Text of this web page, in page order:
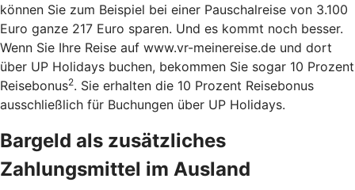
können Sie zum Beispiel bei einer Pauschalreise von 3.100
Euro ganze 217 Euro sparen. Und es kommt noch besser.
Wenn Sie Ihre Reise auf www.vr-meinereise.de und dort
über UP Holidays buchen, bekommen Sie sogar 10 Prozent
Reisebonus2. Sie erhalten die 10 Prozent Reisebonus
ausschließlich für Buchungen über UP Holidays.
Bargeld als zusätzliches
Zahlungsmittel im Ausland